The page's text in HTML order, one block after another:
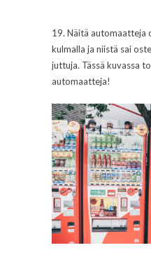
19. Näitä automaatteja
kulmalla ja niistä sai
juttuja. Tässä kuvassa
automaatteja!